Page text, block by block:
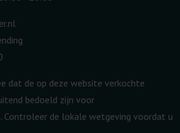
dat de op deze website verkochte
bedoeld zijn voor
Controleer de lokale wetgeving voordat u